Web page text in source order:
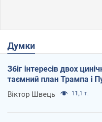
Думки
Збіг інтересів двох
таємний план Трампа і
Віктор Швець 11,1 т.